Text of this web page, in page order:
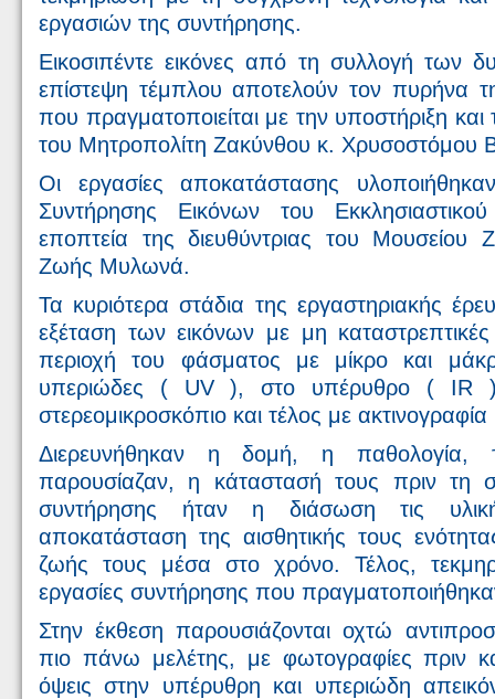
εργασιών της συντήρησης.
Εικοσιπέντε εικόνες από τη συλλογή των
επίστεψη τέμπλου αποτελούν τον πυρήνα
που πραγματοποιείται με την υποστήριξη και
του Μητροπολίτη Ζακύνθου κ. Χρυσοστόμου
Οι εργασίες αποκατάστασης
Συντήρησης Εικόνων του
εποπτεία της διευθύντριας του Μουσείου
Ζωής Μυλωνά.
Τα κυριότερα στάδια της εργαστηριακής
εξέταση των εικόνων με μη
περιοχή του φάσματος με μίκρο και
υπεριώδες ( UV ), στο υπέρυθρο ( IR
στερεομικροσκόπιο και τέλος με
Διερευνήθηκαν η δομή, η
παρουσίαζαν, η κάταστασή τους πριν τη
συντήρησης ήταν η διάσωση τις
αποκατάσταση της αισθητικής τους
ζωής τους μέσα στο χρόνο. Τέλος,
εργασίες συντήρησης που
Στην έκθεση παρουσιάζονται οχτώ
πιο πάνω μελέτης, με φωτογραφίες πριν
όψεις στην υπέρυθρη και υπεριώδη